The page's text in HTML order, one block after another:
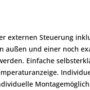
externen Steuerung
außen und einer noch
Einfache